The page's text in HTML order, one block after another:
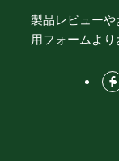
製品レビュー
用フォームより